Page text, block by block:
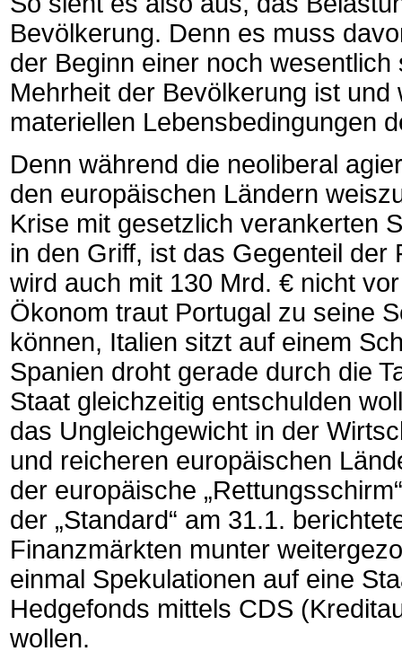
Bevölkerung. Denn es muss
der Beginn einer noch
Mehrheit der Bevölkerung ist
materiellen Lebensbedingungen
Denn während die neoliberal
den europäischen Ländern
Krise mit gesetzlich verankerten
in den Griff, ist das Gegenteil
wird auch mit 130 Mrd. € nicht
Ökonom traut Portugal zu seine
können, Italien sitzt auf einem
Spanien droht gerade durch die
Staat gleichzeitig entschulden
das Ungleichgewicht in der
und reicheren europäischen
der europäische
der „Standard“ am 31.1.
Finanzmärkten munter
einmal Spekulationen auf eine
Hedgefonds mittels CDS
wollen.